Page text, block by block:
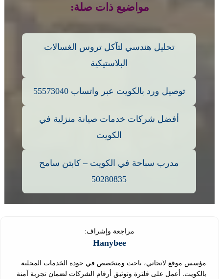
مواضيع ذات صلة:
تحليل هندسي لتآكل تروس الغسالات
البلاستيكية
توصيل ورد بالكويت عبر واتساب 55573040
أفضل شركات خدمات صيانة منزلية في
الكويت
مدرب سباحة في الكويت – كابتن سامح
50280835
مراجعة وإشراف:
Hanybee
مؤسس موقع لاتحاتي، باحث ومتخصص في جودة الخدمات المحلية
بالكويت. أعمل على فلترة وتوثيق أرقام الشركات لضمان تجربة آمنة